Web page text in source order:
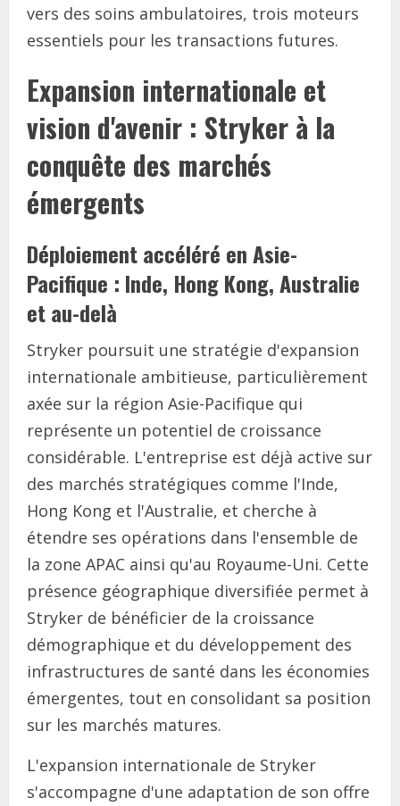
vers des soins ambulatoires, trois moteurs
essentiels pour les transactions futures.
Expansion internationale et
vision d'avenir : Stryker à la
conquête des marchés
émergents
Déploiement accéléré en Asie-
Pacifique : Inde, Hong Kong, Australie
et au-delà
Stryker poursuit une stratégie d'expansion
internationale ambitieuse, particulièrement
axée sur la région Asie-Pacifique qui
représente un potentiel de croissance
considérable. L'entreprise est déjà active sur
des marchés stratégiques comme l'Inde,
Hong Kong et l'Australie, et cherche à
étendre ses opérations dans l'ensemble de
la zone APAC ainsi qu'au Royaume-Uni. Cette
présence géographique diversifiée permet à
Stryker de bénéficier de la croissance
démographique et du développement des
infrastructures de santé dans les économies
émergentes, tout en consolidant sa position
sur les marchés matures.
L'expansion internationale de Stryker
s'accompagne d'une adaptation de son offre